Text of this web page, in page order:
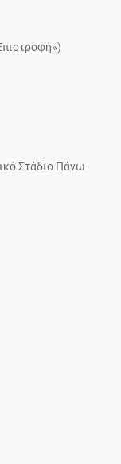
Στάδιο Πάνω